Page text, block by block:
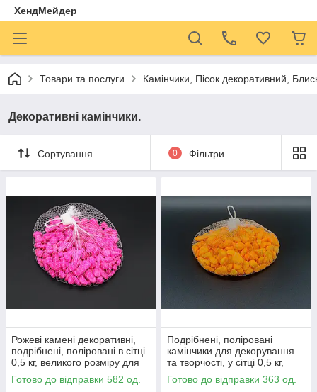
ХендМейдер
Товари та послуги Камінчики, Пісок декоративний,
Декоративні камінчики.
Сортування 0 Фільтри
Рожеві камені декоративні,
подрібнені, поліровані в сітці
0,5 кг, великого розміру для
флористів
Готово до відправки 582 од.
Подрібнені, поліровані
камінчики для декорування
та творчості, у сітці 0,5 кг,
великого розміру,
помаранчеві
Готово до відправки 363 од.